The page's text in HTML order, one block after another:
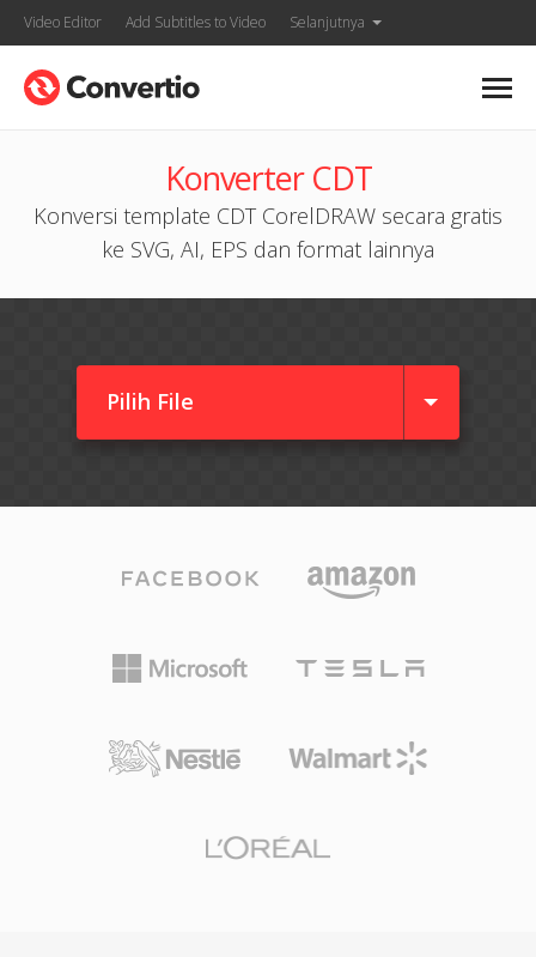
Video Editor Add Subtitles to Video Selanjutnya
Konverter CDT
Konversi template CDT CorelDRAW secara gratis
ke SVG, AI, EPS dan format lainnya
Pilih File